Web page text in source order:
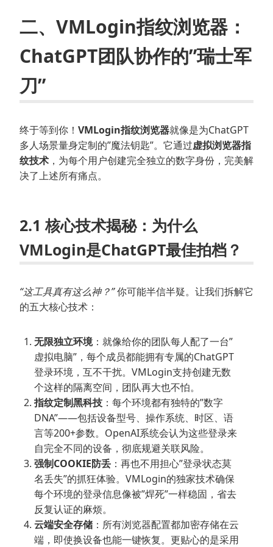
二、VMLogin指纹浏览器：
ChatGPT团队协作的”瑞士军
刀”
终于等到你！ VMLogin指纹浏览器就像是为ChatGPT
多人场景量身定制的”魔法钥匙”。它通过虚拟浏览器指
纹技术 ，为每个用户创建完全独立的数字身份，完美解
决了上述所有痛点。
2.1 核心技术揭秘：为什么
VMLogin是ChatGPT最佳拍档？
“这工具真有这么神？”你可能半信半疑。让我们拆解它
的五大核心技术：
无限独立环境：就像给你的团队每人配了一台”
虚拟电脑”，每个成员都能拥有专属的ChatGPT
登录环境，互不干扰。VMLogin支持创建无数
个这样的隔离空间，团队再大也不怕。
指纹定制黑科技 ：每个环境都有独特的”数字
DNA”——包括设备型号、操作系统、时区、语
言等200+参数。OpenAI系统会认为这些登录来
自完全不同的设备，彻底规避关联风险。
强制COOKIE防丢 ：再也不用担心”登录状态莫
名丢失”的抓狂体验。VMLogin的独家技术确保
每个环境的登录信息像被”焊死”一样稳固，省去
反复认证的麻烦。
云端安全存储 ：所有浏览器配置都加密存储在云
端，即使换设备也能一键恢复。更贴心的是采用